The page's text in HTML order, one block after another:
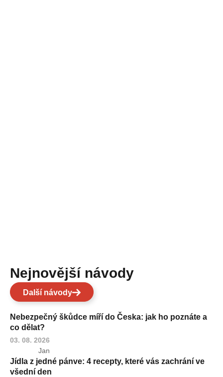
Nejnovější návody
Další návody
Nebezpečný škůdce míří do Česka: jak ho poznáte a
co dělat?
03. 08. 2026
Jan
Jídla z jedné pánve: 4 recepty, které vás zachrání ve
všední den